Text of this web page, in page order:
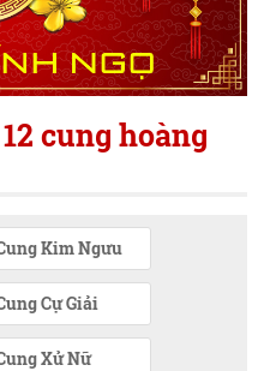
cung hoàng
Kim Ngưu
Cự Giải
Xử Nữ